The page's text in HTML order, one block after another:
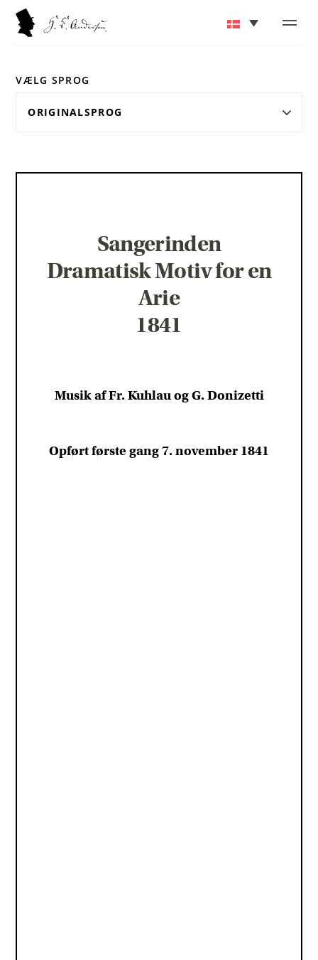
VÆLG SPROG
Sangerinden
Dramatisk Motiv for en
Arie
1841
Musik af Fr. Kuhlau og G. Donizetti
Opført første gang 7. november 1841